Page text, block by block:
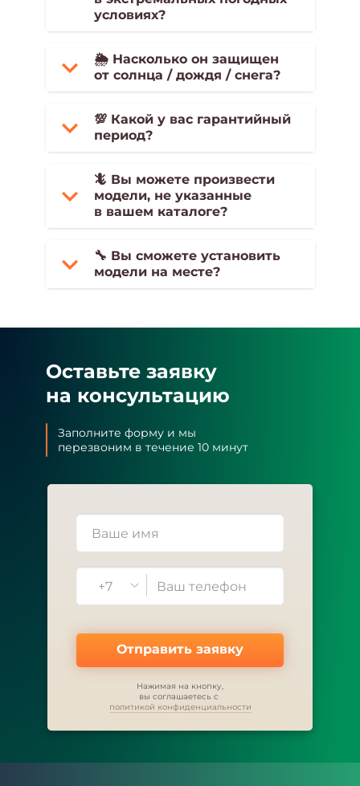
условиях?
🌦 Насколько он защищен
от солнца / дождя / снега?
💯 Какой у вас гарантийный
период?
🦎 Вы можете произвести
модели, не указанные
в вашем каталоге?
🔧 Вы сможете установить
модели на месте?
Оставьте заявку
на консультацию
Заполните форму и мы
перезвоним в течение 10 минут
+7
Отправить заявку
Нажимая на кнопку,
вы соглашаетесь с
политикой конфиденциальности